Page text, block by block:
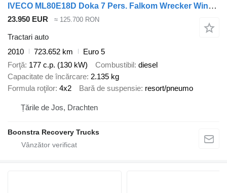
IVECO ML80E18D Doka 7 Pers. Falkom Wrecker Winch Remote Euro 5 EEV
23.950 EUR ≈ 125.700 RON
Tractari auto
2010
723.652 km
Euro 5
Forţă 177 c.p. (130 kW) Combustibil diesel
Capacitate de încărcare 2.135 kg
Formula roţilor 4x2 Bară de suspensie resort/pneumo
Țările de Jos, Drachten
Boonstra Recovery Trucks